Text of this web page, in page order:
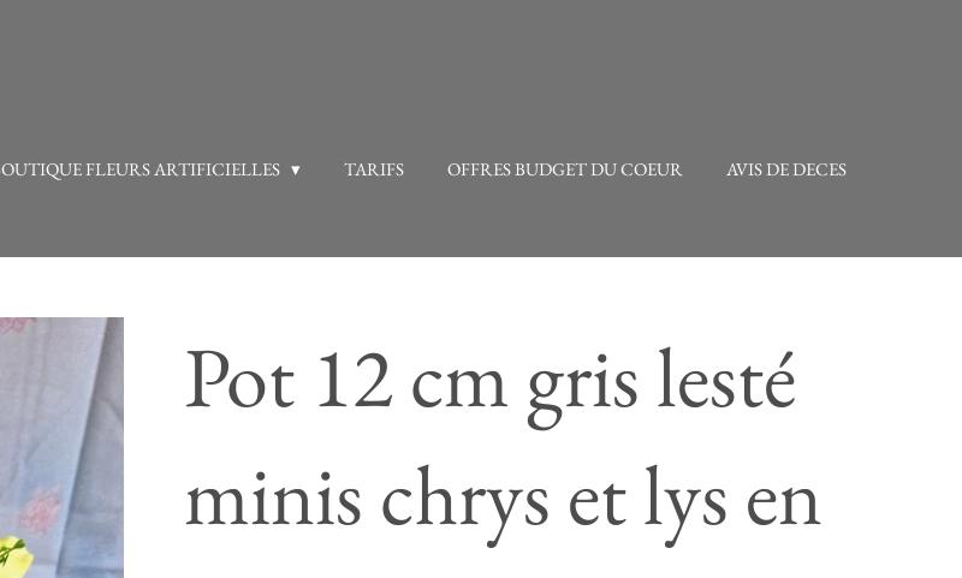
FLEURS ARTIFICIELLES TARIFS OFFRES BUDGET DU COEUR AVIS DE DECES
Pot 12 cm gris lesté
minis chrys et lys en